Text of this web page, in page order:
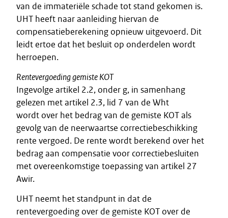
van de immateriële schade tot stand gekomen is.
UHT heeft naar aanleiding hiervan de
compensatieberekening opnieuw uitgevoerd. Dit
leidt ertoe dat het besluit op onderdelen wordt
herroepen.
Rentevergoeding gemiste KOT
Ingevolge artikel 2.2, onder g, in samenhang
gelezen met artikel 2.3, lid 7 van de Wht
wordt over het bedrag van de gemiste KOT als
gevolg van de neerwaartse correctiebeschikking
rente vergoed. De rente wordt berekend over het
bedrag aan compensatie voor correctiebesluiten
met overeenkomstige toepassing van artikel 27
Awir.
UHT neemt het standpunt in dat de
rentevergoeding over de gemiste KOT over de